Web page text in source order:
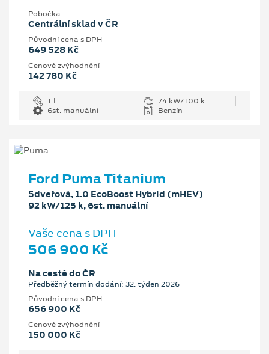
Pobočka
Centrální sklad v ČR
Původní cena s DPH
649 528 Kč
Cenové zvýhodnění
142 780 Kč
1 l
74 kW/100 k
6st. manuální
Benzín
Ford Puma Titanium
5dveřová, 1.0 EcoBoost Hybrid (mHEV)
92 kW/125 k, 6st. manuální
Vaše cena s DPH
506 900 Kč
Na cestě do ČR
Předběžný termín dodání: 32. týden 2026
Původní cena s DPH
656 900 Kč
Cenové zvýhodnění
150 000 Kč